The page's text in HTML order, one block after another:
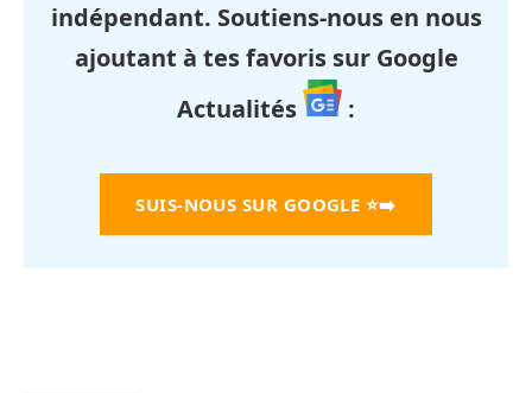
indépendant. Soutiens-nous en nous
ajoutant à tes favoris sur Google
Actualités
:
SUIS-NOUS SUR GOOGLE ⭐➡️